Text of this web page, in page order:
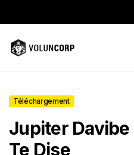
Téléchargement
Jupiter Davibe
Te Dise